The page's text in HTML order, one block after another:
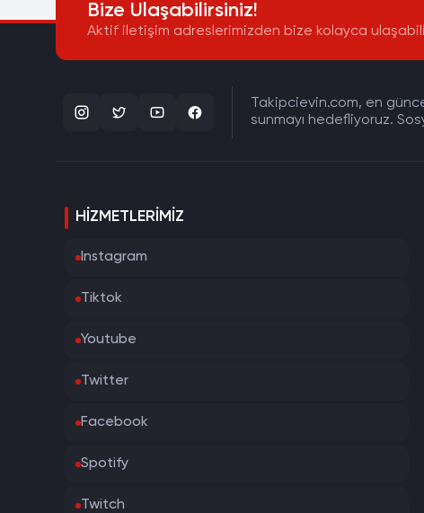
Bize Ulaşabilirsiniz!
Aktif iletişim adreslerimizden bize kolayca
Takipcievin.com, en
sunmayı hedefliyoruz.
HIZMETLERIMIZ
Instagram
Tiktok
Youtube
Twitter
Facebook
Spotify
Twitch